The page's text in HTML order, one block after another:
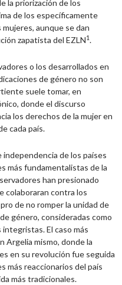
la priorización de los
de los específicamente
aunque se dan
zapatista del EZLN1.
o los desarrollados en
de género no son
suele tomar, en
donde el discurso
los derechos de la mujer en
cada país.
de los países
más fundamentalistas de la
han presionado
colaboraran contra los
de no romper la unidad de
género, consideradas como
El caso más
Argelia mismo, donde la
en su revolución fue seguida
más reaccionarios del país
más tradicionales.